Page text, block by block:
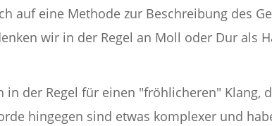
auf eine Methode zur Beschreibung des
wir in der Regel an Moll oder Dur als
in der Regel für einen "fröhlicheren" Klang,
hingegen sind etwas komplexer und